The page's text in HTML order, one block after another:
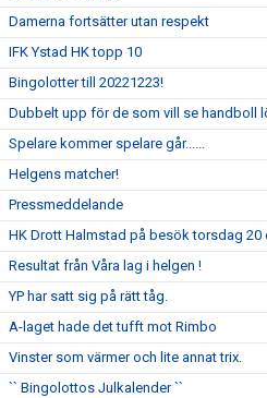
Damerna fortsätter utan respekt
IFK Ystad HK topp 10
Bingolotter till 20221223!
Dubbelt upp för de som vill se handboll
Spelare kommer spelare går......
Helgens matcher!
Pressmeddelande
HK Drott Halmstad på besök torsdag 20
Resultat från Våra lag i helgen !
YP har satt sig på rätt tåg.
A-laget hade det tufft mot Rimbo
Vinster som värmer och lite annat trix.
`` Bingolottos Julkalender ``